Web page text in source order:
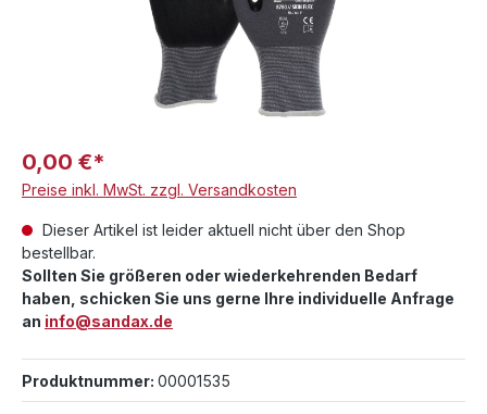
0,00 €*
Preise inkl. MwSt. zzgl. Versandkosten
Dieser Artikel ist leider aktuell nicht über den Shop
bestellbar.
Sollten Sie größeren oder wiederkehrenden Bedarf
haben, schicken Sie uns gerne Ihre individuelle Anfrage
an info@sandax.de
Produktnummer: 00001535